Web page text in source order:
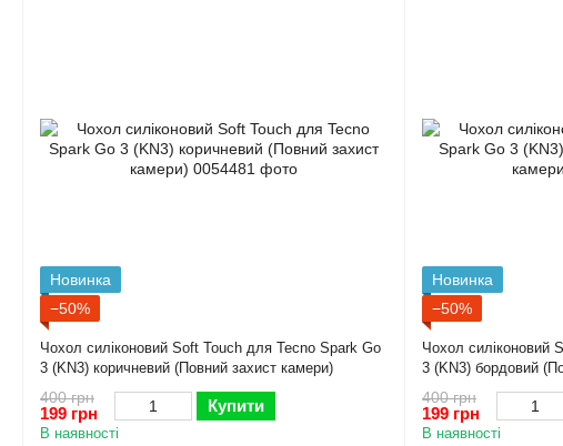
Новинка
−50%
Чохол силіконовий Soft Touch для Tecno Spark Go
3 (KN3) коричневий (Повний захист камери)
400 грн
199 грн Купити
В наявності
Новинка
−50%
Чохол силіконовий
3 (KN3) бордовий
400 грн
199 грн
В наявності